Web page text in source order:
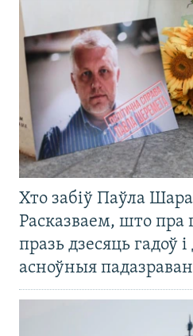
Хто забіў Паўла
Расказваем, што пра
празь дзесяць гадоў
асноўныя